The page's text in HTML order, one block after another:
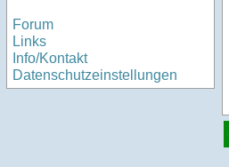
Forum
Links
Info/Kontakt
Datenschutzeinstellungen